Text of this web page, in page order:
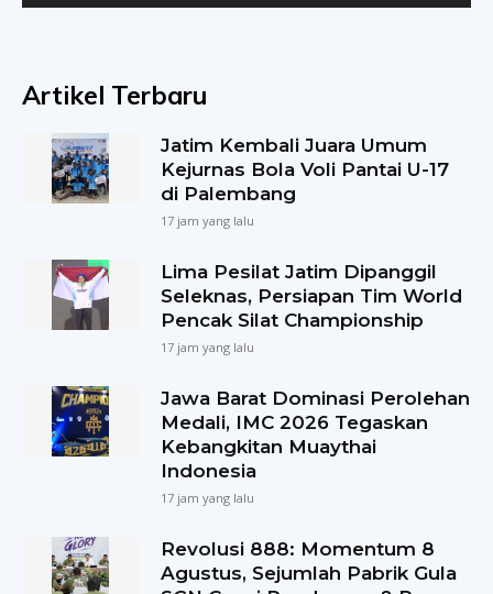
Artikel Terbaru
Jatim Kembali Juara Umum
Kejurnas Bola Voli Pantai U-17
di Palembang
17 jam yang lalu
Lima Pesilat Jatim Dipanggil
Seleknas, Persiapan Tim World
Pencak Silat Championship
17 jam yang lalu
Jawa Barat Dominasi Perolehan
Medali, IMC 2026 Tegaskan
Kebangkitan Muaythai
Indonesia
17 jam yang lalu
Revolusi 888: Momentum 8
Agustus, Sejumlah Pabrik Gula